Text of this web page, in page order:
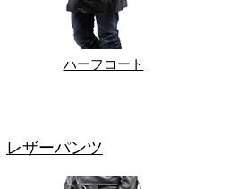
ハーフコート
レザーパンツ